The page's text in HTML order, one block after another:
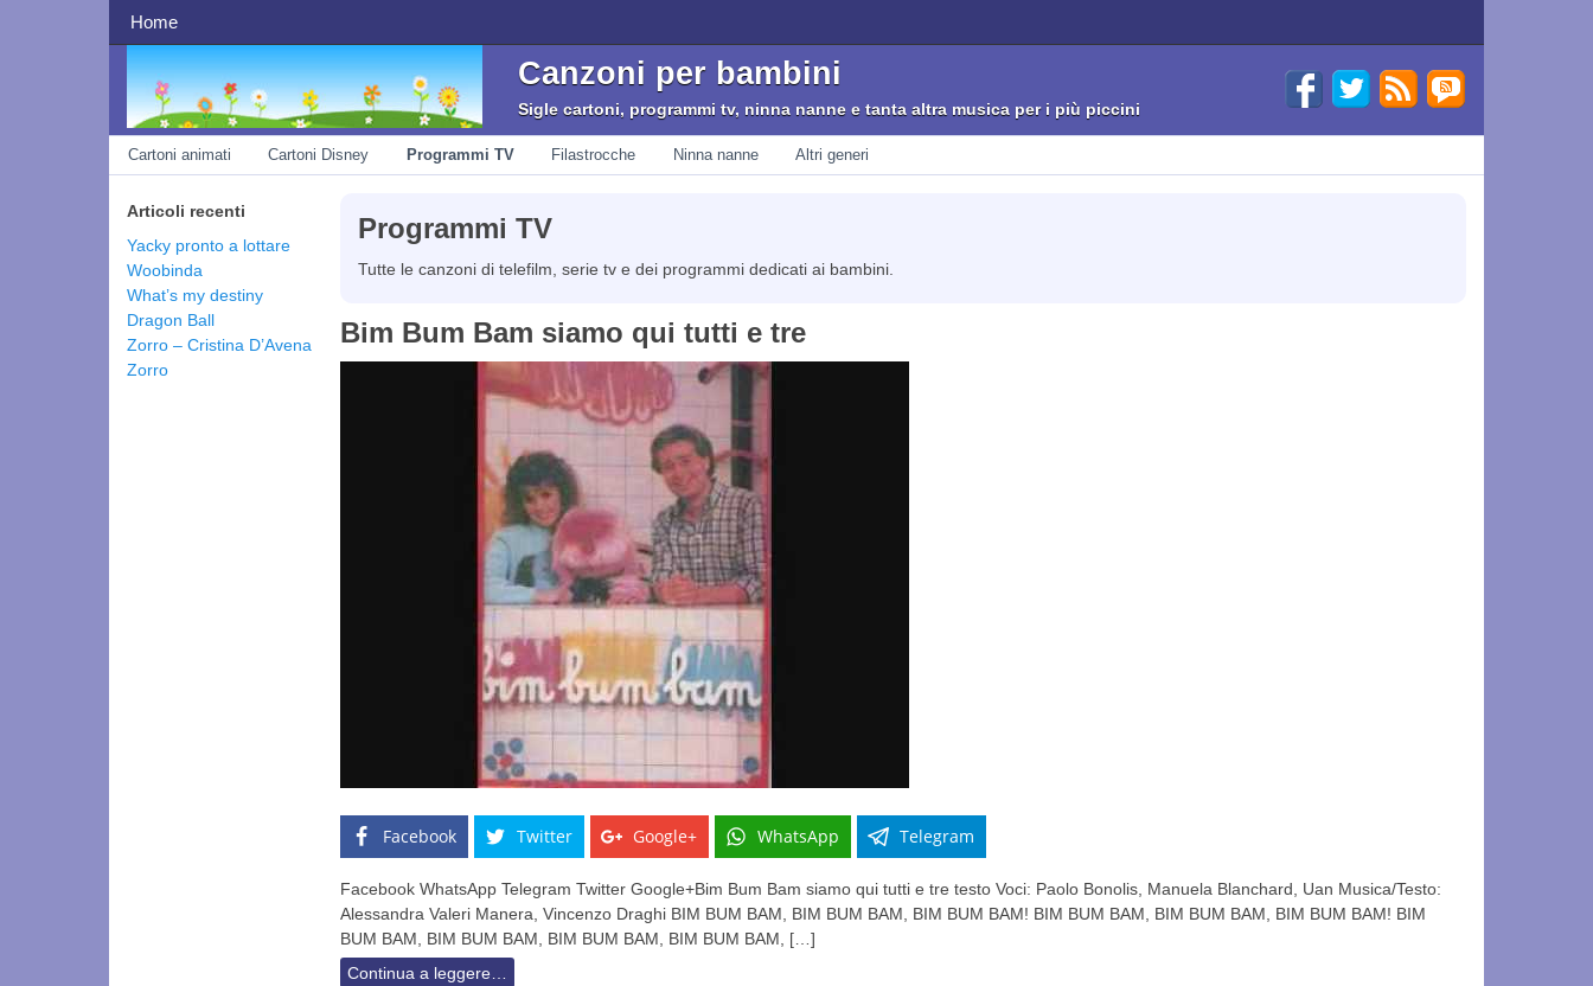
Home
Canzoni per bambini
Sigle cartoni, programmi tv, ninna nanne e tanta altra musica per i più piccini
navigazione
Cartoni animati Cartoni Disney Programmi TV Filastrocche Ninna nanne Altri generi
Programmi TV
Tutte le canzoni di telefilm, serie tv e dei programmi dedicati ai bambini.
Bim Bum Bam siamo qui tutti e tre
Facebook Twitter Google+ WhatsApp Telegram
Facebook WhatsApp Telegram Twitter Google+Bim Bum Bam siamo qui tutti e tre testo Voci: Paolo Bonolis, Manuela Blanchard, Uan Musica/Testo:
Alessandra Valeri Manera, Vincenzo Draghi BIM BUM BAM, BIM BUM BAM, BIM BUM BAM! BIM BUM BAM, BIM BUM BAM, BIM BUM BAM! BIM
BUM BAM, BIM BUM BAM, BIM BUM BAM, BIM BUM BAM, […]
Continua a leggere…
Articoli recenti
Yacky pronto a lottare
Woobinda
What’s my destiny
Dragon Ball
Zorro – Cristina D’Avena
Zorro